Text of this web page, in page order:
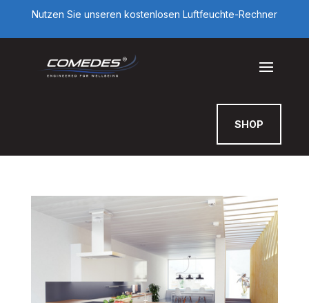
Nutzen Sie unseren kostenlosen Luftfeuchte-Rechner
SHOP